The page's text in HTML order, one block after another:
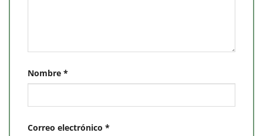
Nombre *
Correo electrónico *